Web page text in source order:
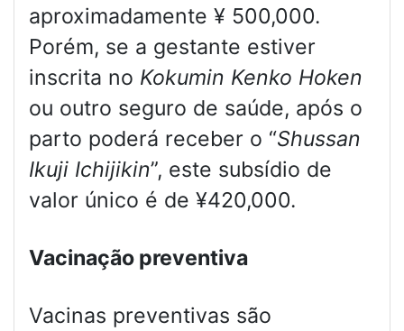
aproximadamente ¥ 500,000.
Porém, se a gestante estiver
inscrita no Kokumin Kenko Hoken
ou outro seguro de saúde, após o
parto poderá receber o “Shussan
Ikuji Ichijikin”, este subsídio de
valor único é de ¥420,000.
Vacinação preventiva
Vacinas preventivas são